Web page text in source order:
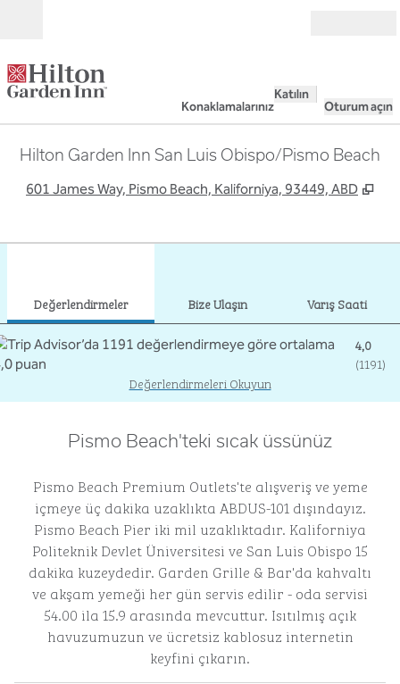
Konaklamalarınız
Katılın
Oturum açın
Hilton Garden Inn San Luis Obispo/Pismo Beach
601 James Way, Pismo Beach, Kaliforniya, 93449, ABD ,
Değerlendirmeler Bize Ulaşın Varış Saati
4,0
(1191)
Değerlendirmeleri Okuyun
Pismo Beach'teki sıcak üssünüz
Pismo Beach Premium Outlets'te alışveriş ve yeme
içmeye üç dakika uzaklıkta ABDUS-101 dışındayız.
Pismo Beach Pier iki mil uzaklıktadır. Kaliforniya
Politeknik Devlet Üniversitesi ve San Luis Obispo 15
dakika kuzeydedir. Garden Grille & Bar'da kahvaltı
ve akşam yemeği her gün servis edilir - oda servisi
54.00 ila 15.9 arasında mevcuttur. Isıtılmış açık
havuzumuzun ve ücretsiz kablosuz internetin
keyfini çıkarın.